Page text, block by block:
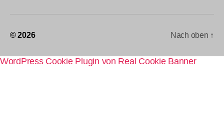
© 2026 Nach oben ↑
WordPress Cookie Plugin von Real Cookie Banner